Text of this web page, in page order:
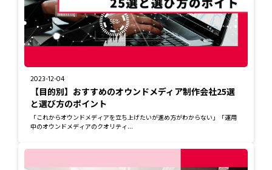
2023-12-04
【目的別】おすすめのオウンドメディア制作会社25選
と選び方のポイント
「これからオウンドメディアを立ち上げたいが進め方がわからない」「運用
中のオウンドメディアのクオリティ...